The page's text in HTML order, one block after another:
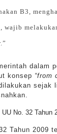
B3,
wajib
dalam
konsep “from
sejak
No. 32 Tahun
Tahun 2009